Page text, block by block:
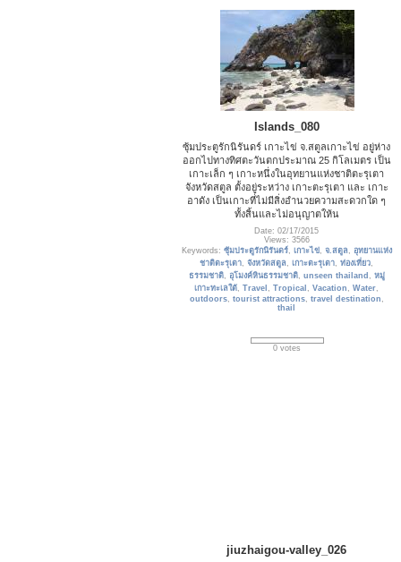
Islands_080
ซุ้มประตูรักนิรันดร์ เกาะไข่ จ.สตูลเกาะไข่ อยู่ห่าง
ออกไปทางทิศตะวันตกประมาณ 25 กิโลเมตร เป็น
เกาะเล็ก ๆ เกาะหนึ่งในอุทยานแห่งชาติตะรุเตา
จังหวัดสตูล ตั้งอยู่ระหว่าง เกาะตะรุเตา และ เกาะ
อาดัง เป็นเกาะที่ไม่มีสิ่งอำนวยความสะดวกใด ๆ
ทั้งสิ้นและไม่อนุญาตให้น
Date: 02/17/2015
Views: 3566
Keywords: ซุ้มประตูรักนิรันดร์, เกาะไข่ , จ.สตูล , อุทยานแห่ง
ชาติตะรุเตา,จังหวัดสตูล ,เกาะตะรุเตา,ท่องเที่ยว,
ธรรมชาติ, อุโมงค์หินธรรมชาติ, unseen thailand , หมู่
เกาะทะเลใต้,Travel ,Tropical ,Vacation ,Water,
outdoors, tourist attractions, travel destination ,
thail
0 votes
jiuzhaigou-valley_026